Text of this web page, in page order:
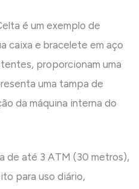
é um exemplo de
caixa e bracelete em aço
proporcionam uma
uma tampa de
da máquina interna do
de até 3 ATM (30 metros),
para uso diário,